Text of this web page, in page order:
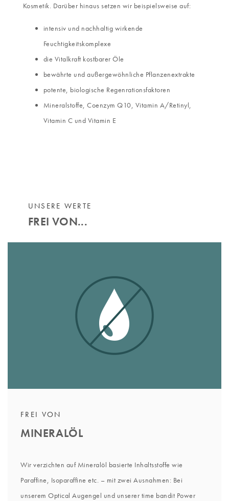
Kosmetik. Darüber hinaus setzen wir beispielsweise auf:
intensiv und nachhaltig wirkende
Feuchtigkeitskomplexe
die Vitalkraft kostbarer Öle
bewährte und außergewöhnliche Pflanzenextrakte
potente, biologische Regenrationsfaktoren
Mineralstoffe, Coenzym Q10, Vitamin A/Retinyl,
Vitamin C und Vitamin E
UNSERE WERTE
FREI VON...
FREI VON
MINERALÖL
Wir verzichten auf Mineralöl basierte Inhaltsstoffe wie
Paraffine, Isoparaffine etc. – mit zwei Ausnahmen: Bei
unserem Optical Augengel und unserer time bandit Power